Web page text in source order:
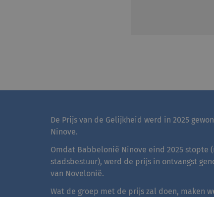
De Prijs van de Gelijkheid werd in 2025
Ninove.
Omdat Babbelonië Ninove eind 2025 stopte
stadsbestuur), werd de prijs in ontvangst
van Novelonië.
Wat de groep met de prijs zal doen, maken